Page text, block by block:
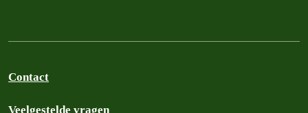
Contact
Veelgestelde vragen